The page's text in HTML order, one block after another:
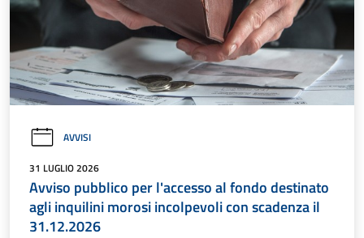
AVVISI
31 LUGLIO 2026
Avviso pubblico per l'accesso al fondo destinato
agli inquilini morosi incolpevoli con scadenza il
31.12.2026